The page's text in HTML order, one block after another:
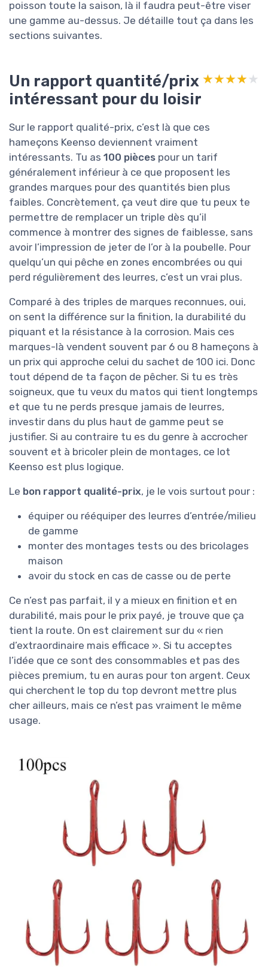
poisson toute la saison, là il faudra peut-être viser
une gamme au-dessus. Je détaille tout ça dans les
sections suivantes.
Un rapport quantité/prix
intéressant pour du loisir
★★★★★
★★★★★
Sur le rapport qualité-prix, c’est là que ces
hameçons Keenso deviennent vraiment
intéressants. Tu as 100 pièces pour un tarif
généralement inférieur à ce que proposent les
grandes marques pour des quantités bien plus
faibles. Concrètement, ça veut dire que tu peux te
permettre de remplacer un triple dès qu’il
commence à montrer des signes de faiblesse, sans
avoir l’impression de jeter de l’or à la poubelle. Pour
quelqu’un qui pêche en zones encombrées ou qui
perd régulièrement des leurres, c’est un vrai plus.
Comparé à des triples de marques reconnues, oui,
on sent la différence sur la finition, la durabilité du
piquant et la résistance à la corrosion. Mais ces
marques-là vendent souvent par 6 ou 8 hameçons à
un prix qui approche celui du sachet de 100 ici. Donc
tout dépend de ta façon de pêcher. Si tu es très
soigneux, que tu veux du matos qui tient longtemps
et que tu ne perds presque jamais de leurres,
investir dans du plus haut de gamme peut se
justifier. Si au contraire tu es du genre à accrocher
souvent et à bricoler plein de montages, ce lot
Keenso est plus logique.
Le bon rapport qualité-prix, je le vois surtout pour :
équiper ou rééquiper des leurres d’entrée/milieu
de gamme
monter des montages tests ou des bricolages
maison
avoir du stock en cas de casse ou de perte
Ce n’est pas parfait, il y a mieux en finition et en
durabilité, mais pour le prix payé, je trouve que ça
tient la route. On est clairement sur du « rien
d’extraordinaire mais efficace ». Si tu acceptes
l’idée que ce sont des consommables et pas des
pièces premium, tu en auras pour ton argent. Ceux
qui cherchent le top du top devront mettre plus
cher ailleurs, mais ce n’est pas vraiment le même
usage.